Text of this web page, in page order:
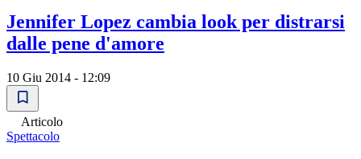
Jennifer Lopez cambia look per distrarsi
dalle pene d'amore
10 Giu 2014 - 12:09
Articolo
Spettacolo